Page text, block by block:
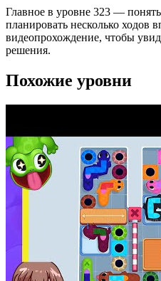
Главное в уровне 323 —
планировать несколько ходов
видеопрохождение, чтобы
решения.
Похожие уровни